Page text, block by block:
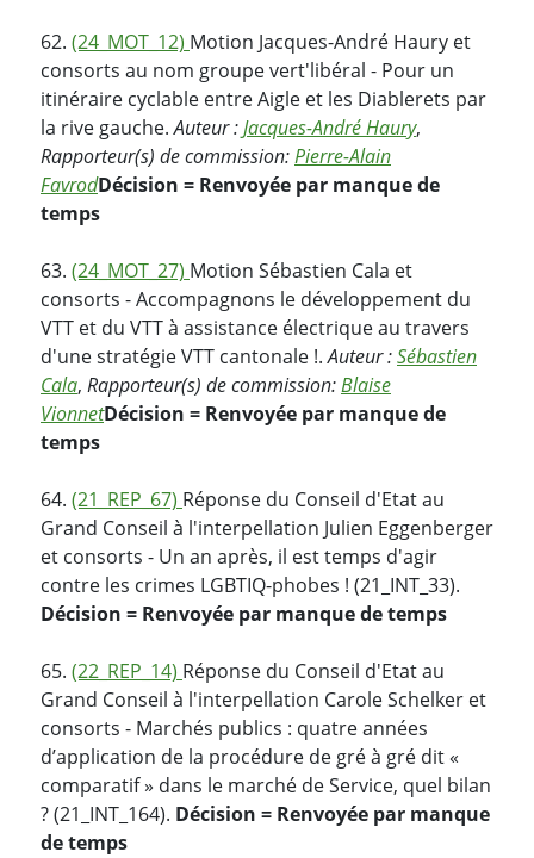
62. (24_MOT_12) Motion Jacques-André Haury et
consorts au nom groupe vert'libéral - Pour un
itinéraire cyclable entre Aigle et les Diablerets par
la rive gauche.Auteur :Jacques-André Haury,
Rapporteur(s) de commission:Pierre-Alain
FavrodDécision = Renvoyée par manque de
temps
63. (24_MOT_27) Motion Sébastien Cala et
consorts - Accompagnons le développement du
VTT et du VTT à assistance électrique au travers
d'une stratégie VTT cantonale !.Auteur :Sébastien
Cala, Rapporteur(s) de commission:Blaise
VionnetDécision = Renvoyée par manque de
temps
64. (21_REP_67) Réponse du Conseil d'Etat au
Grand Conseil à l'interpellation Julien Eggenberger
et consorts - Un an après, il est temps d'agir
contre les crimes LGBTIQ-phobes ! (21_INT_33).
Décision = Renvoyée par manque de temps
65. (22_REP_14) Réponse du Conseil d'Etat au
Grand Conseil à l'interpellation Carole Schelker et
consorts - Marchés publics : quatre années
d’application de la procédure de gré à gré dit «
comparatif » dans le marché de Service, quel bilan
? (21_INT_164). Décision = Renvoyée par manque
de temps